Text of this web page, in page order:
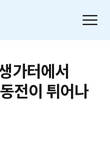
가터에서
전이 튀어나